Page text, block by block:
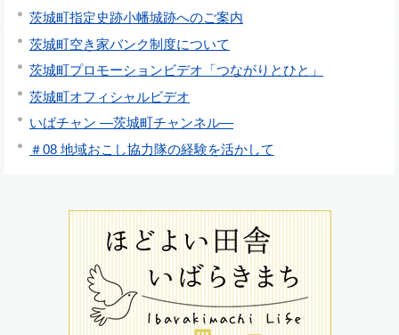
茨城町指定史跡小幡城跡へのご案内
茨城町空き家バンク制度について
茨城町プロモーションビデオ「つながりとひと」
茨城町オフィシャルビデオ
いばチャン ―茨城町チャンネル―
＃08 地域おこし協力隊の経験を活かして